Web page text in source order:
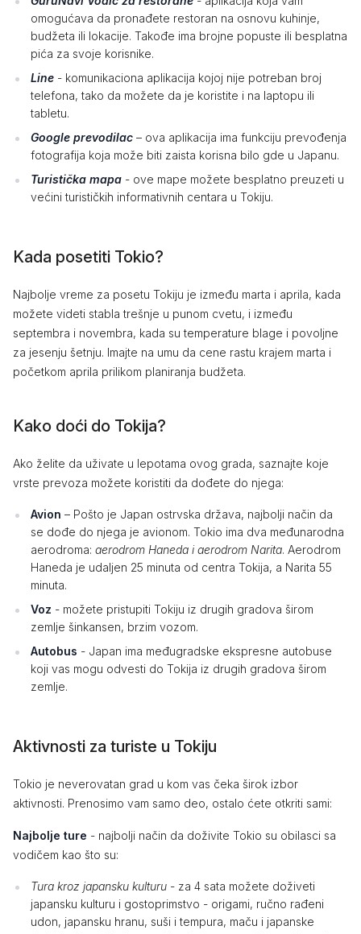
omogućava da pronađete restoran na osnovu kuhinje,
budžeta ili lokacije. Takođe ima brojne popuste ili besplatna
pića za svoje korisnike.
Line - komunikaciona aplikacija kojoj nije potreban broj
telefona, tako da možete da je koristite i na laptopu ili
tabletu.
Google prevodilac – ova aplikacija ima funkciju prevođenja
fotografija koja može biti zaista korisna bilo gde u Japanu.
Turistička mapa - ove mape možete besplatno preuzeti u
većini turističkih informativnih centara u Tokiju.
Kada posetiti Tokio?
Najbolje vreme za posetu Tokiju je između marta i aprila, kada
možete videti stabla trešnje u punom cvetu, i između
septembra i novembra, kada su temperature blage i povoljne
za jesenju šetnju. Imajte na umu da cene rastu krajem marta i
početkom aprila prilikom planiranja budžeta.
Kako doći do Tokija?
Ako želite da uživate u lepotama ovog grada, saznajte koje
vrste prevoza možete koristiti da dođete do njega:
Avion – Pošto je Japan ostrvska država, najbolji način da
se dođe do njega je avionom. Tokio ima dva međunarodna
aerodroma: aerodrom Haneda i aerodrom Narita. Aerodrom
Haneda je udaljen 25 minuta od centra Tokija, a Narita 55
minuta.
Voz - možete pristupiti Tokiju iz drugih gradova širom
zemlje šinkansen, brzim vozom.
Autobus - Japan ima međugradske ekspresne autobuse
koji vas mogu odvesti do Tokija iz drugih gradova širom
zemlje.
Aktivnosti za turiste u Tokiju
Tokio je neverovatan grad u kom vas čeka širok izbor
aktivnosti. Prenosimo vam samo deo, ostalo ćete otkriti sami:
Najbolje ture - najbolji način da doživite Tokio su obilasci sa
vodičem kao što su:
Tura kroz japansku kulturu - za 4 sata možete doživeti
japansku kulturu i gostoprimstvo - origami, ručno rađeni
udon, japansku hranu, suši i tempura, maču i japanske